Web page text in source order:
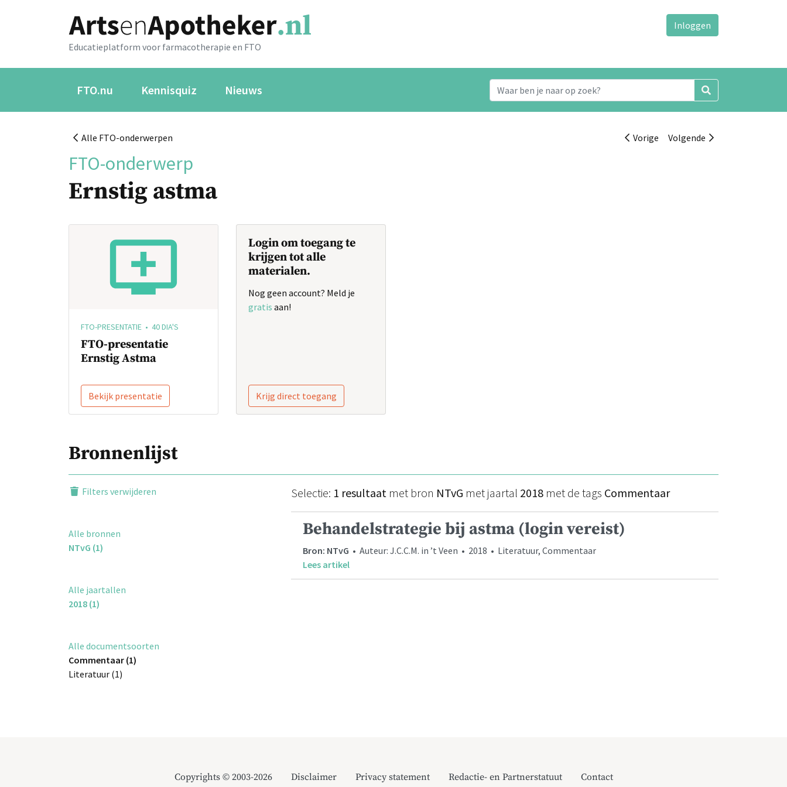
Educatieplatform voor farmacotherapie en FTO
Inloggen
FTO.nu Kennisquiz Nieuws
Alle FTO-onderwerpen Vorige Volgende
FTO-onderwerp
Ernstig astma
FTO-PRESENTATIE • 40 DIA'S
FTO-presentatie
Ernstig Astma
Bekijk presentatie
Login om toegang te
krijgen tot alle
materialen.
Nog geen account? Meld je
gratis aan!
Krijg direct toegang
Bronnenlijst
Filters verwijderen
Alle bronnen
NTvG (1)
Alle jaartallen
2018 (1)
Alle documentsoorten
Commentaar (1)
Literatuur (1)
Selectie: 1 resultaat met bron NTvG met jaartal 2018 met de tags Commentaar
Behandelstrategie bij astma (login vereist)
Bron: NTvG • Auteur: J.C.C.M. in ’t Veen • 2018 • Literatuur, Commentaar
Lees artikel
Copyrights © 2003-2026 Disclaimer Privacy statement Redactie- en Partnerstatuut Contact